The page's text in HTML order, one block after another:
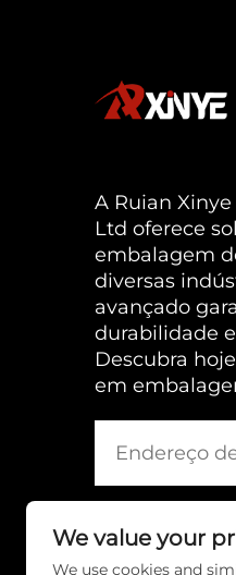
A Ruian
Ltd oferece
embalagem
diversas
avançado
durabilidade
Descubra
em
We value your
We use cookies and